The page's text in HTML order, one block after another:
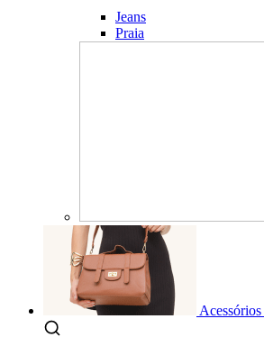
Jeans
Praia
Acessórios